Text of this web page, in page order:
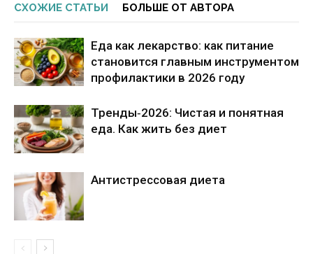
СХОЖИЕ СТАТЬИ БОЛЬШЕ ОТ АВТОРА
Еда как лекарство: как питание
становится главным инструментом
профилактики в 2026 году
Тренды‑2026: Чистая и понятная
еда. Как жить без диет
Антистрессовая диета